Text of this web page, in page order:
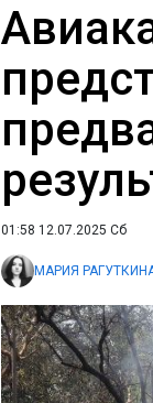
01:58 12.07.2025 Сб
МАРИЯ